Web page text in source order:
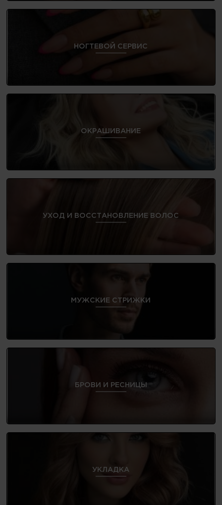
НОГТЕВОЙ СЕРВИС
ОКРАШИВАНИЕ
УХОД И ВОССТАНОВЛЕНИЕ ВОЛОС
МУЖСКИЕ СТРИЖКИ
БРОВИ И РЕСНИЦЫ
УКЛАДКА